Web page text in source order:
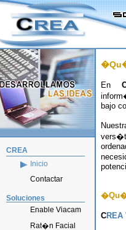
CREA
Inicio
Contactar
Soluciones
Enable Viacam
Rat�n Facial
En
bajo
�Qu�
C